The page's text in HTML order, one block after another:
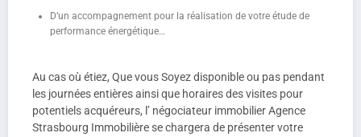
D’un accompagnement pour la réalisation de votre étude de
performance énergétique…
Au cas où étiez, Que vous Soyez disponible ou pas pendant
les journées entières ainsi que horaires des visites pour
potentiels acquéreurs, l’ négociateur immobilier Agence
Strasbourg Immobilière se chargera de présenter votre